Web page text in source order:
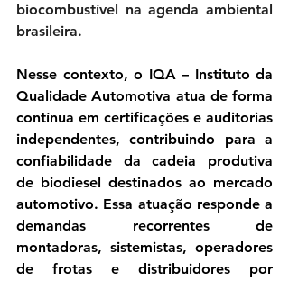
biocombustível na agenda ambiental
brasileira.
Nesse contexto, o IQA – Instituto da
Qualidade Automotiva atua de forma
contínua em certificações e auditorias
independentes, contribuindo para a
confiabilidade da cadeia produtiva
de biodiesel destinados ao mercado
automotivo. Essa atuação responde a
demandas recorrentes de
montadoras, sistemistas, operadores
de frotas e distribuidores por